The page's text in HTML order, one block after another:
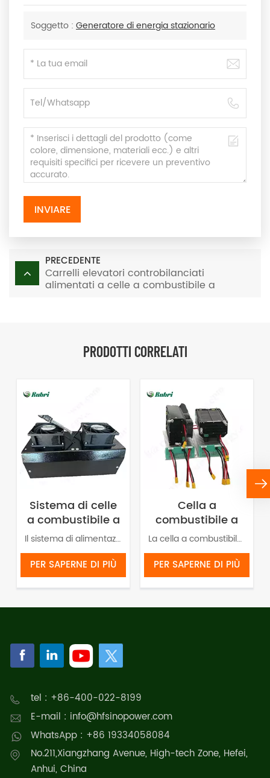
Soggetto : Generatore di energia stazionario
INVIARE
PRECEDENTE
Carrelli elevatori controbilanciati
alimentati a celle a combustibile a
PRODOTTI CORRELATI
Sistema di celle
a combustibile a
idrogeno per UAVIl sistema di alimentazione a idrogeno del drone è costituito da una cella a combustibile a idrogeno, un controller e una bombola di idrogeno.
PER SAPERNE DI PIÙ
Cella a
combustibile a
idrogeno
raffreddata ad
aria PEM da 1000
W per UAV
La cella a combustibile a idrogeno PEM adotta la tecnologia a membrana a scambio protonico per convertire idrogeno e ossigeno in acqua ed elettricità. Una cella a combustibile PEM genera energia senza produrre inquinamento o emissioni di carbonio.
PER SAPERNE DI PIÙ
tel : +86-400-022-8199
E-mail : info@hfsinopower.com
WhatsApp : +86 19334058084
No.211,Xiangzhang Avenue, High-tech Zone, Hefei,
Anhui, China